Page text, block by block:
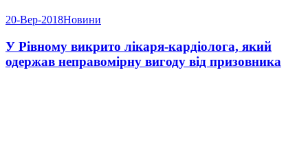
20-Вер-2018Новини
У Рівному викрито лікаря-кардіолога, який
одержав неправомірну вигоду від призовника